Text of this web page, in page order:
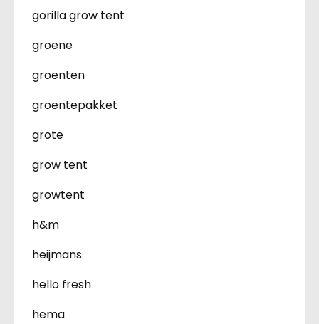
gorilla grow tent
groene
groenten
groentepakket
grote
grow tent
growtent
h&m
heijmans
hello fresh
hema